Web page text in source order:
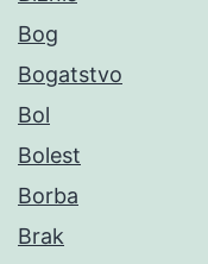
Bog
Bogatstvo
Bol
Bolest
Borba
Brak